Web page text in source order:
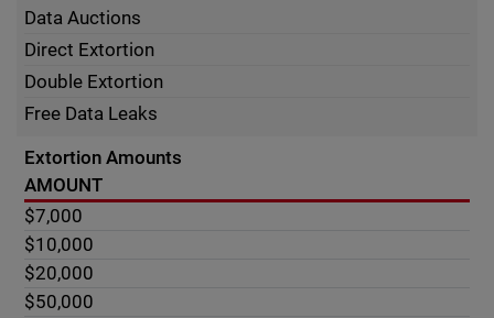
Data Auctions
Direct Extortion
Double Extortion
Free Data Leaks
Extortion Amounts
AMOUNT
$7,000
$10,000
$20,000
$50,000